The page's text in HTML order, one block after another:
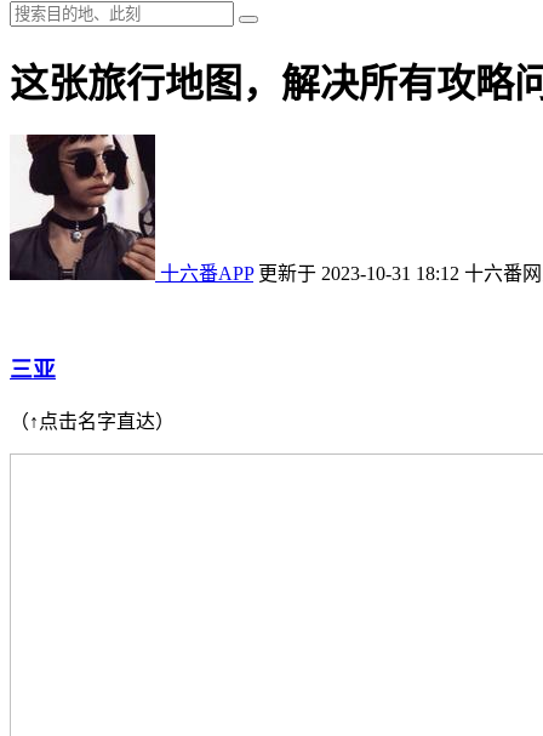
这张旅行地图，解决所有攻略
十六番APP 更新于 2023-10-31 18:12 十六番
三亚
（↑点击名字直达）